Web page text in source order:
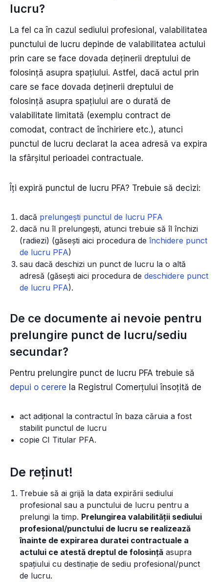
lucru?
La fel ca în cazul sediului profesional, valabilitatea
punctului de lucru depinde de valabilitatea actului
prin care se face dovada deținerii dreptului de
folosință asupra spațiului. Astfel, dacă actul prin
care se face dovada deținerii dreptului de
folosință asupra spațiului are o durată de
valabilitate limitată (exemplu contract de
comodat, contract de închiriere etc.), atunci
punctul de lucru declarat la acea adresă va expira
la sfârșitul perioadei contractuale.
Îți expiră punctul de lucru PFA? Trebuie să decizi:
dacă prelungești punctul de lucru PFA
dacă nu îl prelungești, atunci trebuie să îl închizi
(radiezi) (găsești aici procedura de închidere punct
de lucru PFA)
sau dacă deschizi un punct de lucru la o altă
adresă (găsești aici procedura de deschidere punct
de lucru PFA).
De ce documente ai nevoie pentru
prelungire punct de lucru/sediu
secundar?
Pentru prelungire punct de lucru PFA trebuie să
depui o cerere la Registrul Comerțului însoțită de
act adițional la contractul în baza căruia a fost
stabilit punctul de lucru
copie CI Titular PFA.
De reținut!
Trebuie să ai grijă la data expirării sediului
profesional sau a punctului de lucru pentru a
prelungi la timp. Prelungirea valabilității sediului
profesional/punctului de lucru se realizează
înainte de expirarea duratei contractuale a
actului ce atestă dreptul de folosință asupra
spațiului cu destinație de sediu profesional/punct
de lucru.